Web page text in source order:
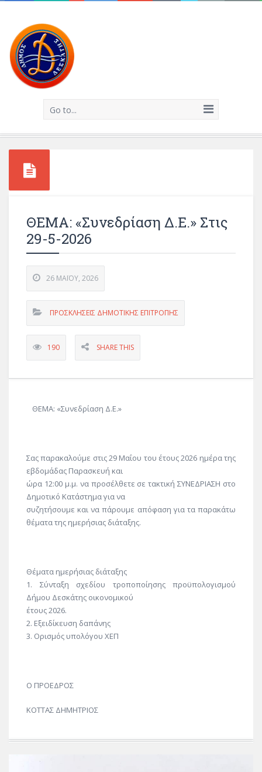
Go to...
ΘΕΜΑ: «Συνεδρίαση Δ.Ε.» Στις
29-5-2026
26 ΜΑΪ́ΟΥ, 2026
ΠΡΟΣΚΛΗΣΕΙΣ ΔΗΜΟΤΙΚΗΣ ΕΠΙΤΡΟΠΗΣ
190 SHARE THIS
ΘΕΜΑ: «Συνεδρίαση Δ.Ε.»
Σας παρακαλούμε στις 29 Μαΐου του έτους 2026 ημέρα της
εβδομάδας Παρασκευή και
ώρα 12:00 μ.μ. να προσέλθετε σε τακτική ΣΥΝΕΔΡΙΑΣΗ στο
Δημοτικό Κατάστημα για να
συζητήσουμε και να πάρουμε απόφαση για τα παρακάτω
θέματα της ημερήσιας διάταξης.
Θέματα ημερήσιας διάταξης
1. Σύνταξη σχεδίου τροποποίησης προϋπολογισμού
Δήμου Δεσκάτης οικονομικού
έτους 2026.
2. Εξειδίκευση δαπάνης
3. Ορισμός υπολόγου ΧΕΠ
Ο ΠΡΟΕΔΡΟΣ
ΚΟΤΤΑΣ ΔΗΜΗΤΡΙΟΣ